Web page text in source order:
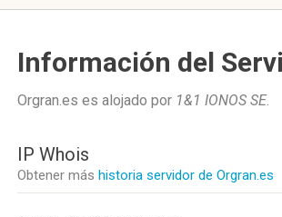
Información del
Orgran.es es alojado por 1&1 IONOS SE.
IP Whois
Obtener más historia servidor de Orgran.es